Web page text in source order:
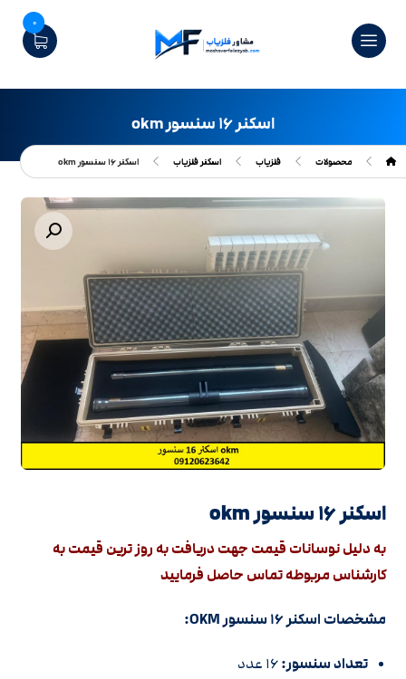
0
اسکنر ۱۶ سنسور okm
محصولات فلزیاب اسکنر فلزیاب اسکنر ۱۶ سنسور okm
اسکنر ۱۶ سنسور okm
به دلیل نوسانات قیمت جهت دریافت به روز ترین قیمت به
کارشناس مربوطه تماس حاصل فرمایید
مشخصات اسکنر ۱۶ سنسور OKM:
تعداد سنسور:۱۶ عدد